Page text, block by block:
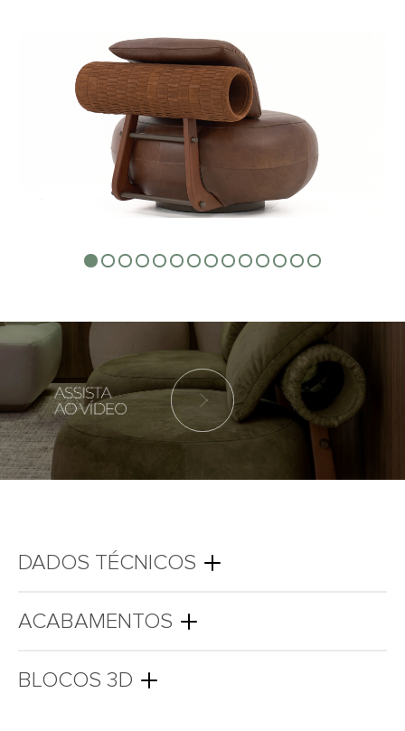
DADOS TÉCNICOS
ACABAMENTOS
BLOCOS 3D